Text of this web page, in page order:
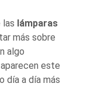
las lámparas
más sobre
algo
este
día a día más